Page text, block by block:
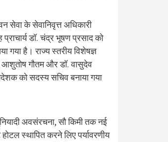
सेवा के सेवानिवृत्त अधिकारी
डॉ. चंद्र भूषण प्रसाद को
गया है। राज्य स्तरीय विशेषज्ञ
आशुतोष गौतम और डॉ. वासुदेव
को सदस्य सचिव बनाया गया
अवसंरचना, सौ किमी तक नई
स्थापित करने लिए पर्यावरणीय